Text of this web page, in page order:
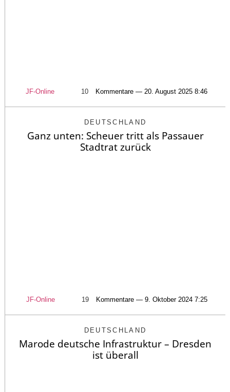
JF-Online 10 Kommentare — 20. August 2025 8:46
DEUTSCHLAND
Ganz unten: Scheuer tritt als Passauer
Stadtrat zurück
JF-Online 19 Kommentare — 9. Oktober 2024 7:25
DEUTSCHLAND
Marode deutsche Infrastruktur – Dresden
ist überall